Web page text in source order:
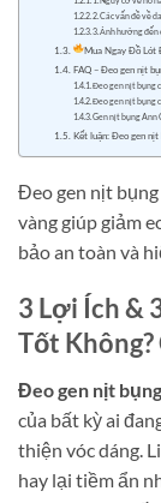
2. Các vấn đề về da
3. Ảnh hưởng đến
Mua Ngay Đồ Lót
FAQ – Đeo gen nịt
Đeo gen nịt bụng
Đeo gen nịt bụng
Gen nịt bụng Ann
Kết luận: Đeo gen nịt
Đeo gen nịt
vàng giúp giảm
bảo an toàn và
3 Lợi Ích &
Tốt
Đeo gen nịt
của bất kỳ ai
thiện vóc dáng.
hay lại tiềm ẩn